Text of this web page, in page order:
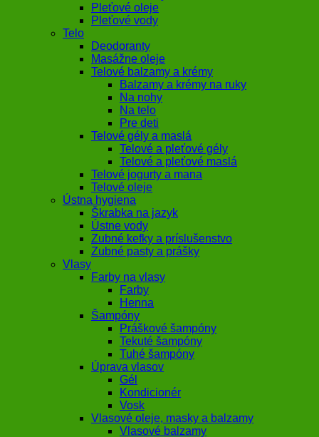
Pleťové oleje
Pleťové vody
Telo
Deodoranty
Masážne oleje
Telové balzamy a krémy
Balzamy a krémy na ruky
Na nohy
Na telo
Pre deti
Telové gély a maslá
Telové a pleťové gély
Telové a pleťové maslá
Telové jogurty a mana
Telové oleje
Ústna hygiena
Škrabka na jazyk
Ústne vody
Zubné kefky a príslušenstvo
Zubné pasty a prášky
Vlasy
Farby na vlasy
Farby
Henna
Šampóny
Práškové šampóny
Tekuté šampóny
Tuhé šampóny
Úprava vlasov
Gél
Kondicionér
Vosk
Vlasové oleje, masky a balzamy
Vlasové balzamy